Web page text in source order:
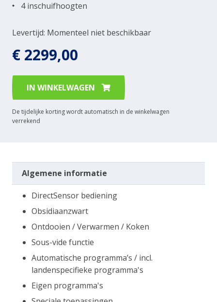
Levertijd: Momenteel niet beschikbaar
4 inschuifhoogten
€ 2299,00
IN WINKELWAGEN
De tijdelijke korting wordt automatisch in de winkelwagen
verrekend
Algemene informatie
DirectSensor bediening
Obsidiaanzwart
Ontdooien / Verwarmen / Koken
Sous-vide functie
Automatische programma’s / incl.
landenspecifieke programma's
Eigen programma's